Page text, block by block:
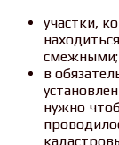
участки,
смежными;
в
нужно